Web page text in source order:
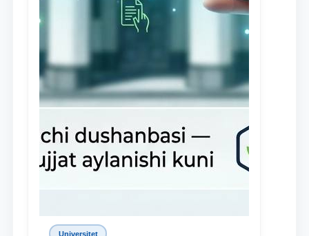
Universitet